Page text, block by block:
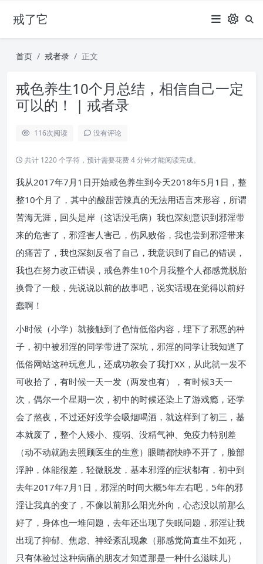
戒了它
首页 戒者录 正文
戒色养生10个月总结，相信自己一定
可以的！ | 戒者录
116次阅读 没有评论
共计 1220 个字符，预计需要花费 4 分钟才能阅读完成。
我从2017年7月1日开始戒色养生到今天2018年5月1日，整
整10个月了，其中的酸甜苦辣真的无法用语言来形容，所谓
苦海无涯，回头是岸（这话没毛病）我也深刻意识到邪淫带
来的危害了，邪淫害人害己，伤风败俗，我也尝到邪淫带来
的痛苦了，我也深刻反省了自己，我意识到了自己的错误，
我也在努力改正错误，戒色养生10个月我整个人都感觉脱胎
换骨了一般，先说说以前的故事吧，说实话现在觉得以前好
蠢啊！
小时候（小学）就接触到了色情低俗内容，埋下了邪恶的种
子，初中被邪淫的同学带进了深坑，邪淫的同学让我知道了
低俗网站这种玩意儿，还成功教会了我打XX，从此就一发不
可收拾了，有时候一天一发（两发也有），有时候3天一
次，偶尔一个星期一次，初中的时候还染上了游戏瘾，还学
会了熬夜，不过还好没学会吸烟喝酒，就这样到了初三，基
本就废了，整个人矮小、瘦弱、没精气神、免疫力特别差
（动不动就跑去照顾医生的生意）眼睛都快睁不开了，脸部
浮肿，体能很差，轻微脱发，基本邪淫的症状都有，初中到
去年2017年7月1日，邪淫的时间大概5年左右吧，5年的邪
淫让我真的变了，不像以前那么阳光外向，心态没以前那么
好了，身体也一堆问题，去年还出现了失眠问题，邪淫让我
出现了抑郁、焦虑、神经紊乱现象（那感觉简直生不如死，
只有体验过这种病痛的朋友才知道那是一种什么滋味儿）